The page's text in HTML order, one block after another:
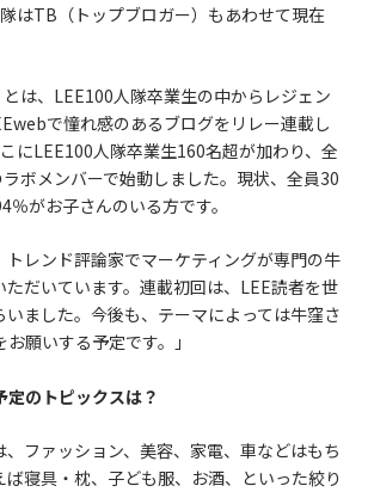
はTB（トップブロガー）もあわせて現在
とは、LEE100人隊卒業生の中からレジェン
で憧れ感のあるブログをリレー連載し
にLEE100人隊卒業生160名超が加わり、全
ボメンバーで始動しました。現状、全員30
がお子さんのいる方です。
トレンド評論家でマーケティングが専門の牛
ただいています。連載初回は、LEE読者を世
ました。今後も、テーマによっては牛窪さ
願いする予定です。」
のトピックスは？
、ファッション、美容、家電、車などはもち
ば寝具・枕、子ども服、お酒、といった絞り